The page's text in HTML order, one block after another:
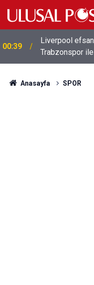
00:39
Liverpool
Trabzonspor ile
Anasayfa SPOR